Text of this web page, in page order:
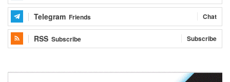
Telegram Friends Chat
RSS Subscribe Subscribe